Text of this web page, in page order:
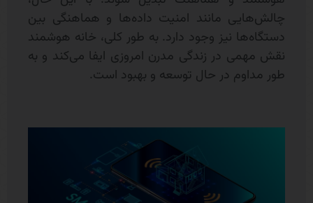
چالش‌هایی مانند امنیت داده‌ها و هماهنگی بین
دستگاه‌ها نیز وجود دارد. به طور کلی، خانه هوشمند
نقش مهمی در زندگی مدرن امروزی ایفا می‌کند و به
طور مداوم در حال توسعه و بهبود است.